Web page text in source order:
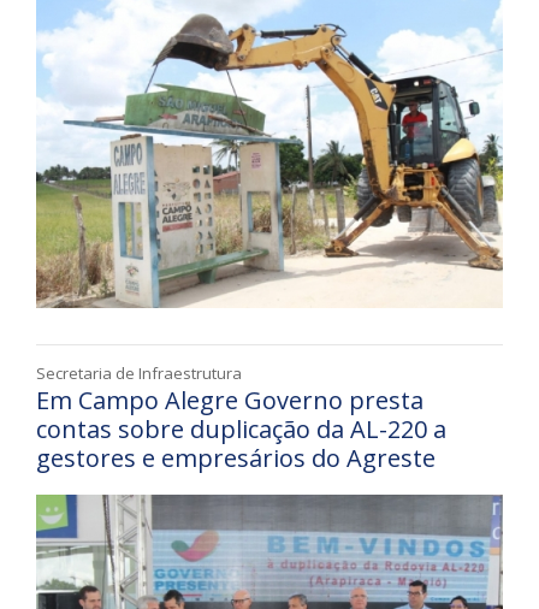
Secretaria de Infraestrutura
Em Campo Alegre Governo presta
contas sobre duplicação da AL-220 a
gestores e empresários do Agreste